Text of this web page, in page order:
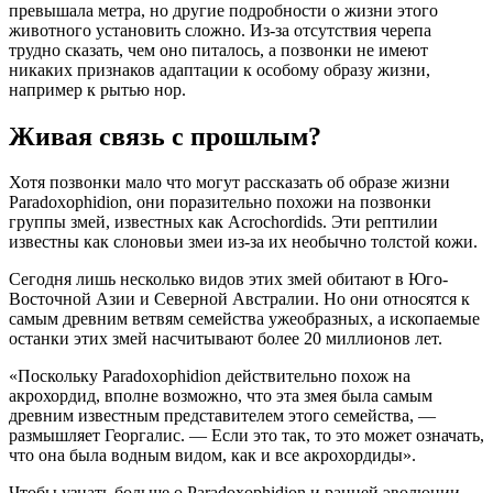
превышала метра, но другие подробности о жизни этого
животного установить сложно. Из-за отсутствия черепа
трудно сказать, чем оно питалось, а позвонки не имеют
никаких признаков адаптации к особому образу жизни,
например к рытью нор.
Живая связь с прошлым?
Хотя позвонки мало что могут рассказать об образе жизни
Paradoxophidion, они поразительно похожи на позвонки
группы змей, известных как Acrochordids. Эти рептилии
известны как слоновьи змеи из-за их необычно толстой кожи.
Сегодня лишь несколько видов этих змей обитают в Юго-
Восточной Азии и Северной Австралии. Но они относятся к
самым древним ветвям семейства ужеобразных, а ископаемые
останки этих змей насчитывают более 20 миллионов лет.
«Поскольку Paradoxophidion действительно похож на
акрохордид, вполне возможно, что эта змея была самым
древним известным представителем этого семейства, —
размышляет Георгалис. — Если это так, то это может означать,
что она была водным видом, как и все акрохордиды».